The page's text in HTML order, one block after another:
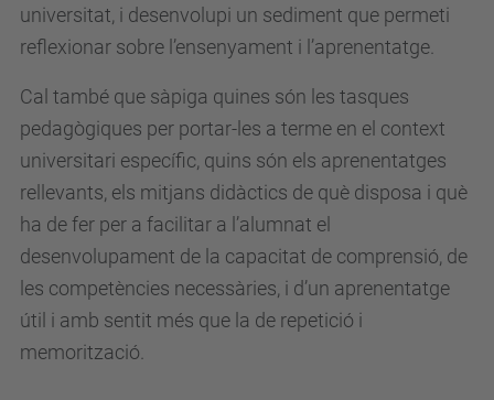
universitat, i desenvolupi un sediment que permeti
reflexionar sobre l’ensenyament i l’aprenentatge.
Cal també que sàpiga quines són les tasques
pedagògiques per portar-les a terme en el context
universitari específic, quins són els aprenentatges
rellevants, els mitjans didàctics de què disposa i què
ha de fer per a facilitar a l’alumnat el
desenvolupament de la capacitat de comprensió, de
les competències necessàries, i d’un aprenentatge
útil i amb sentit més que la de repetició i
memorització.